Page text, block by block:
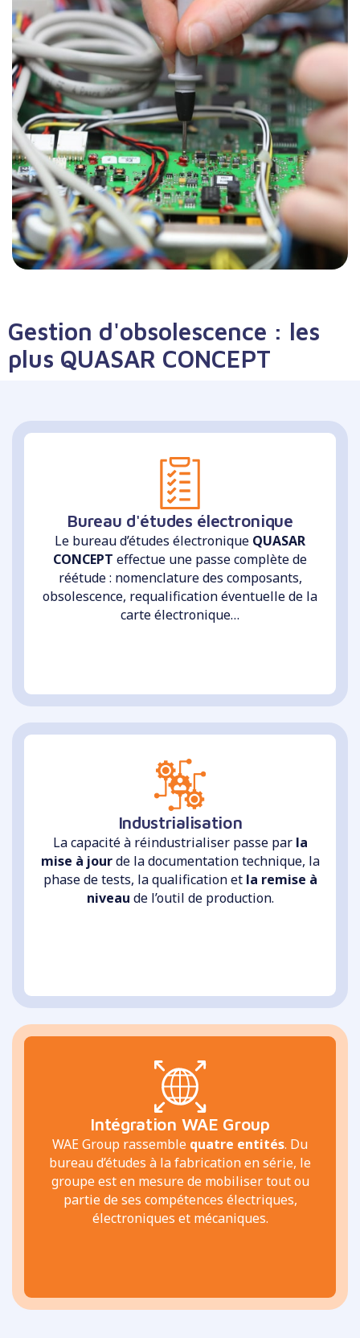
Gestion d'obsolescence : les
plus QUASAR CONCEPT
Bureau d'études électronique
Le bureau d’études électronique QUASAR
CONCEPT effectue une passe complète de
réétude : nomenclature des composants,
obsolescence, requalification éventuelle de la
carte électronique…
Industrialisation
La capacité à réindustrialiser passe par la
mise à jourde la documentation technique, la
phase de tests, la qualification et la remise à
niveau de l’outil de production.
Intégration WAE Group
WAE Group rassemble quatre entités. Du
bureau d’études à la fabrication en série, le
groupe est en mesure de mobiliser tout ou
partie de ses compétences électriques,
électroniques et mécaniques.